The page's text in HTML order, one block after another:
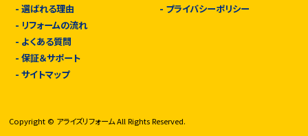
- 選ばれる理由
- リフォームの流れ
- よくある質問
- 保証＆サポート
- サイトマップ
- プライバシーポリシー
Copyright © アライズリフォーム All Rights Reserved.